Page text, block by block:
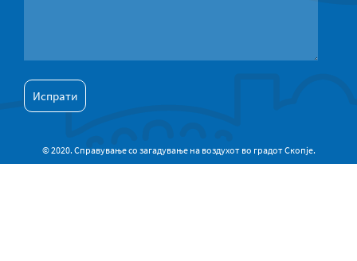
© 2020. Справување со загадување на воздухот во градот Скопје.